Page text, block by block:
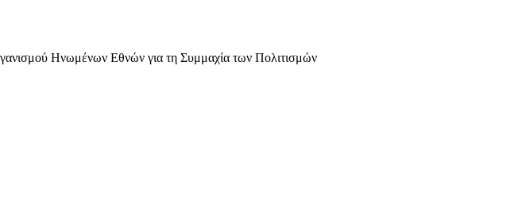
Ηνωμένων Εθνών για τη Συμμαχία των Πολιτισμών